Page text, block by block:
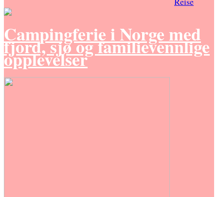
Campingferie i Norge med
fjord, sjø og familievennlige
opplevelser